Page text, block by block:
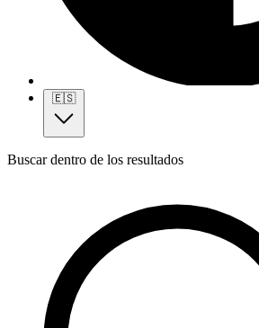
🇪🇸
Buscar dentro de los resultados